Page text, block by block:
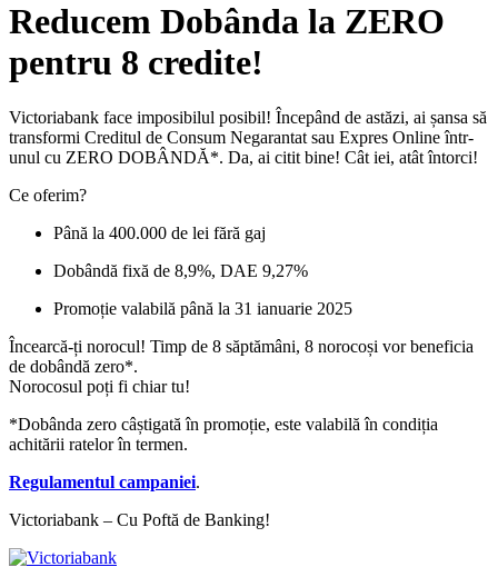
Reducem Dobânda la ZERO
pentru 8 credite!
Victoriabank face imposibilul posibil! Începând de astăzi, ai șansa să
transformi Creditul de Consum Negarantat sau Expres Online într-
unul cu ZERO DOBÂNDĂ*. Da, ai citit bine! Cât iei, atât întorci!
Ce oferim?
Până la 400.000 de lei fără gaj
Dobândă fixă de 8,9%, DAE 9,27%
Promoție valabilă până la 31 ianuarie 2025
Încearcă-ți norocul! Timp de 8 săptămâni, 8 norocoși vor beneficia
de dobândă zero*.
Norocosul poți fi chiar tu!
*Dobânda zero câștigată în promoție, este valabilă în condiția
achitării ratelor în termen.
Regulamentul campaniei.
Victoriabank – Cu Poftă de Banking!